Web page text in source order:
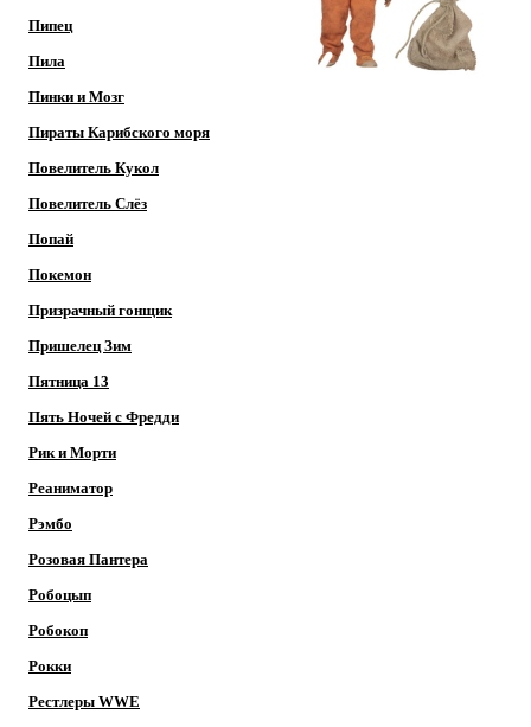
Пипец
Пила
Пинки и Мозг
Пираты Карибского моря
Повелитель Кукол
Повелитель Слёз
Попай
Покемон
Призрачный гонщик
Пришелец Зим
Пятница 13
Пять Ночей с Фредди
Рик и Морти
Реаниматор
Рэмбо
Розовая Пантера
Робоцып
Робокоп
Рокки
Рестлеры WWE